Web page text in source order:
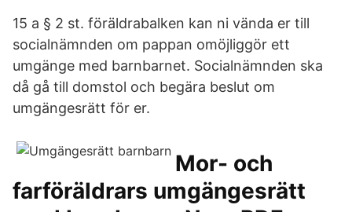
15 a § 2 st. föräldrabalken kan ni vända er till
socialnämnden om pappan omöjliggör ett
umgänge med barnbarnet. Socialnämnden ska
då gå till domstol och begära beslut om
umgängesrätt för er.
Mor- och
farföräldrars umgängesrätt